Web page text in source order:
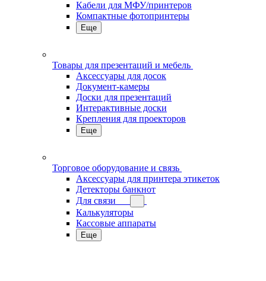
Кабели для МФУ/принтеров
Компактные фотопринтеры
Еще
Товары для презентаций и мебель
Аксессуары для досок
Документ-камеры
Доски для презентаций
Интерактивные доски
Крепления для проекторов
Еще
Торговое оборудование и связь
Аксессуары для принтера этикеток
Детекторы банкнот
Для связи
Калькуляторы
Кассовые аппараты
Еще